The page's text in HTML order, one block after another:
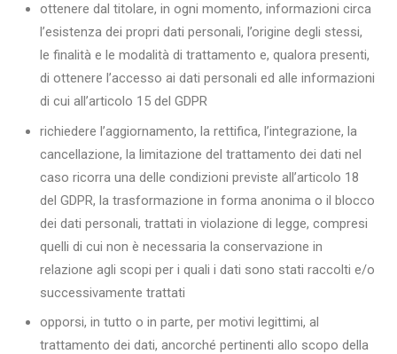
ottenere dal titolare, in ogni momento, informazioni circa
l’esistenza dei propri dati personali, l’origine degli stessi,
le finalità e le modalità di trattamento e, qualora presenti,
di ottenere l’accesso ai dati personali ed alle informazioni
di cui all’articolo 15 del GDPR
richiedere l’aggiornamento, la rettifica, l’integrazione, la
cancellazione, la limitazione del trattamento dei dati nel
caso ricorra una delle condizioni previste all’articolo 18
del GDPR, la trasformazione in forma anonima o il blocco
dei dati personali, trattati in violazione di legge, compresi
quelli di cui non è necessaria la conservazione in
relazione agli scopi per i quali i dati sono stati raccolti e/o
successivamente trattati
opporsi, in tutto o in parte, per motivi legittimi, al
trattamento dei dati, ancorché pertinenti allo scopo della